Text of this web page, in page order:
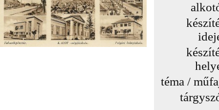
téma /